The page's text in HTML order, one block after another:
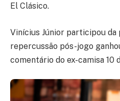
El Clásico.
Vinícius Júnior participou da
repercussão pós-jogo
comentário do ex-camisa 10